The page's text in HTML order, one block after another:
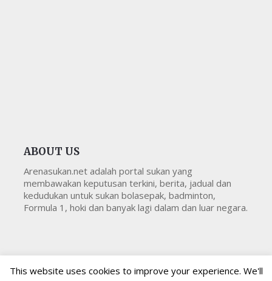
ABOUT US
Arenasukan.net adalah portal sukan yang
membawakan keputusan terkini, berita, jadual dan
kedudukan untuk sukan bolasepak, badminton,
Formula 1, hoki dan banyak lagi dalam dan luar negara.
This website uses cookies to improve your experience. We'll